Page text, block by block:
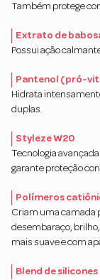
Também protege
Extrato de
Possui ação
Pantenol (pró-
Hidrata
duplas.
Styleze W20
Tecnologia
garante proteção
Polímeros
Criam uma camada
desembaraço,
mais suave e com
Blend de silicones